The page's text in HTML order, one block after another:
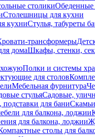
столики
Столешницы для кухни
кухниСтулья, табуреты
трансформеры
домаШкафы, стенки,
Полки и системы
для столов
Мебельная фурнитура
стульяСадовые,
подставки для бани
для балкона, лоджии
для балкона, лоджии
столы для